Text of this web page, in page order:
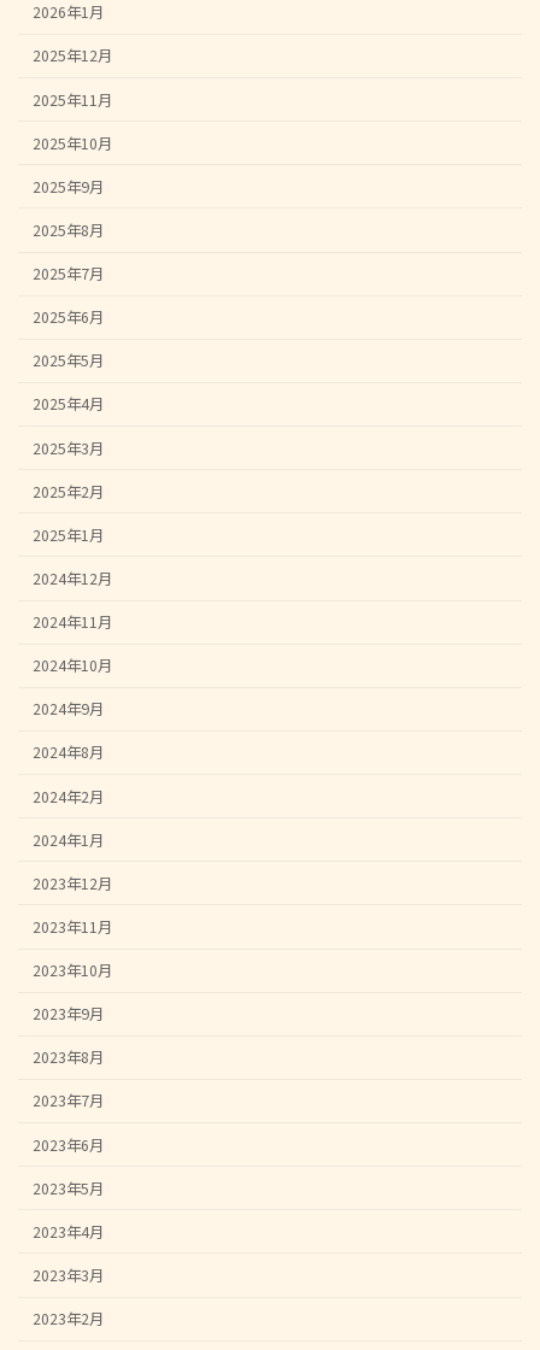
2026年1月
2025年12月
2025年11月
2025年10月
2025年9月
2025年8月
2025年7月
2025年6月
2025年5月
2025年4月
2025年3月
2025年2月
2025年1月
2024年12月
2024年11月
2024年10月
2024年9月
2024年8月
2024年2月
2024年1月
2023年12月
2023年11月
2023年10月
2023年9月
2023年8月
2023年7月
2023年6月
2023年5月
2023年4月
2023年3月
2023年2月